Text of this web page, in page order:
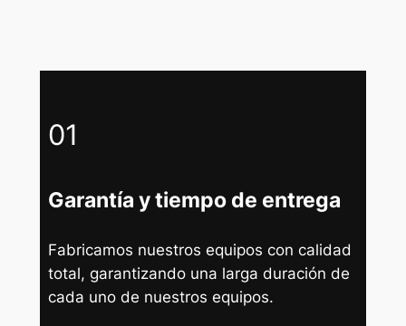
01
Garantía y tiempo de entrega
Fabricamos nuestros equipos con calidad
total, garantizando una larga duración de
cada uno de nuestros equipos.